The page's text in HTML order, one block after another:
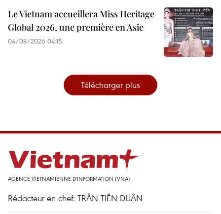
Le Vietnam accueillera Miss Heritage
Global 2026, une première en Asie
04/08/2026 04:15
Télécharger plus
AGENCE VIETNAMIENNE D'INFORMATION (VNA)
Rédacteur en chef: TRÂN TIÊN DUÂN